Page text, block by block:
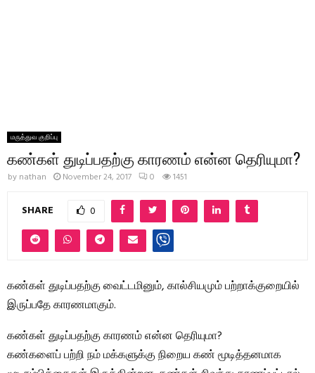
மருத்துவ குறிப்பு
கண்கள் துடிப்பதற்கு காரணம் என்ன தெரியுமா?
by nathan November 24, 2017 0 1451
SHARE 0
கண்கள் துடிப்பதற்கு வைட்டமினும், கால்சியமும் பற்றாக்குறையில்
இருப்பதே காரணமாகும்.
கண்கள் துடிப்பதற்கு காரணம் என்ன தெரியுமா?
கண்களைப் பற்றி நம் மக்களுக்கு நிறைய கண் மூடித்தனமாக